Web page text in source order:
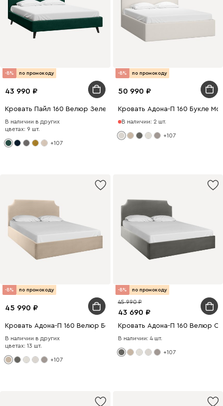
-8% по промокоду
43 990
Кровать Пайл 160 Велюр Зеленый
В наличии в других
цветах: 9 шт.
+107
-8% по промокоду
50 990
Кровать Адона-П 160 Букле
В наличии: 2 шт.
+107
-8% по промокоду
45 990
Кровать Адона-П 160 Велюр Бежевый
В наличии в других
цветах: 13 шт.
+107
-8% по промокоду
43 690
45 990
Кровать Адона-П 160 Велюр
В наличии: 4 шт.
+107